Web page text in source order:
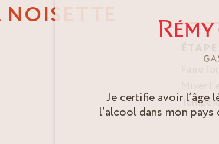
Faire
Je certifie avoir l’âge
l’alcool dans mon